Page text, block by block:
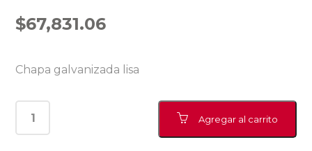
$67,831.06
Chapa galvanizada lisa
Agregar al carrito